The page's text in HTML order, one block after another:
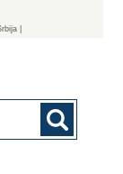
|